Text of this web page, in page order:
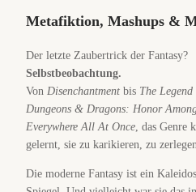
Metafiktion, Mashups &
Der letzte Zaubertrick der Fantasy?
Selbstbeobachtung.
Von Disenchantment bis The
Dungeons & Dragons: Honor
Everywhere All At Once , das Genre
gelernt, sie zu karikieren, zu
Die moderne Fantasy ist ein